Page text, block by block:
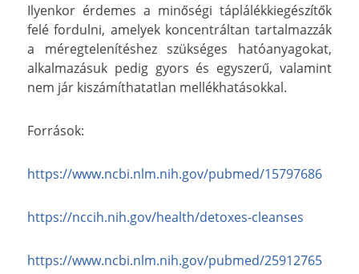
Ilyenkor érdemes a minőségi táplálékkiegészítők
felé fordulni, amelyek koncentráltan tartalmazzák
a méregtelenítéshez szükséges hatóanyagokat,
alkalmazásuk pedig gyors és egyszerű, valamint
nem jár kiszámíthatatlan mellékhatásokkal.
Források:
https://www.ncbi.nlm.nih.gov/pubmed/15797686
https://nccih.nih.gov/health/detoxes-cleanses
https://www.ncbi.nlm.nih.gov/pubmed/25912765